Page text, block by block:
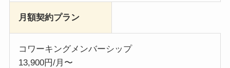
月額契約プラン
コワーキングメンバーシップ
13,900円/月〜